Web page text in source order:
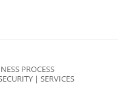
PROCESS
| SERVICES